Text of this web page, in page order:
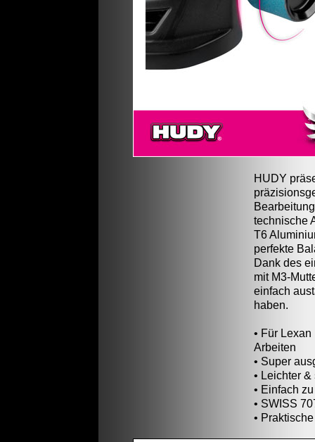
HUDY
technische
T6
perfekte
Dank des
mit M3-
einfach
haben.
• Für
Arbeiten
• Super
• Leichter
• Einfach
• SWISS
•